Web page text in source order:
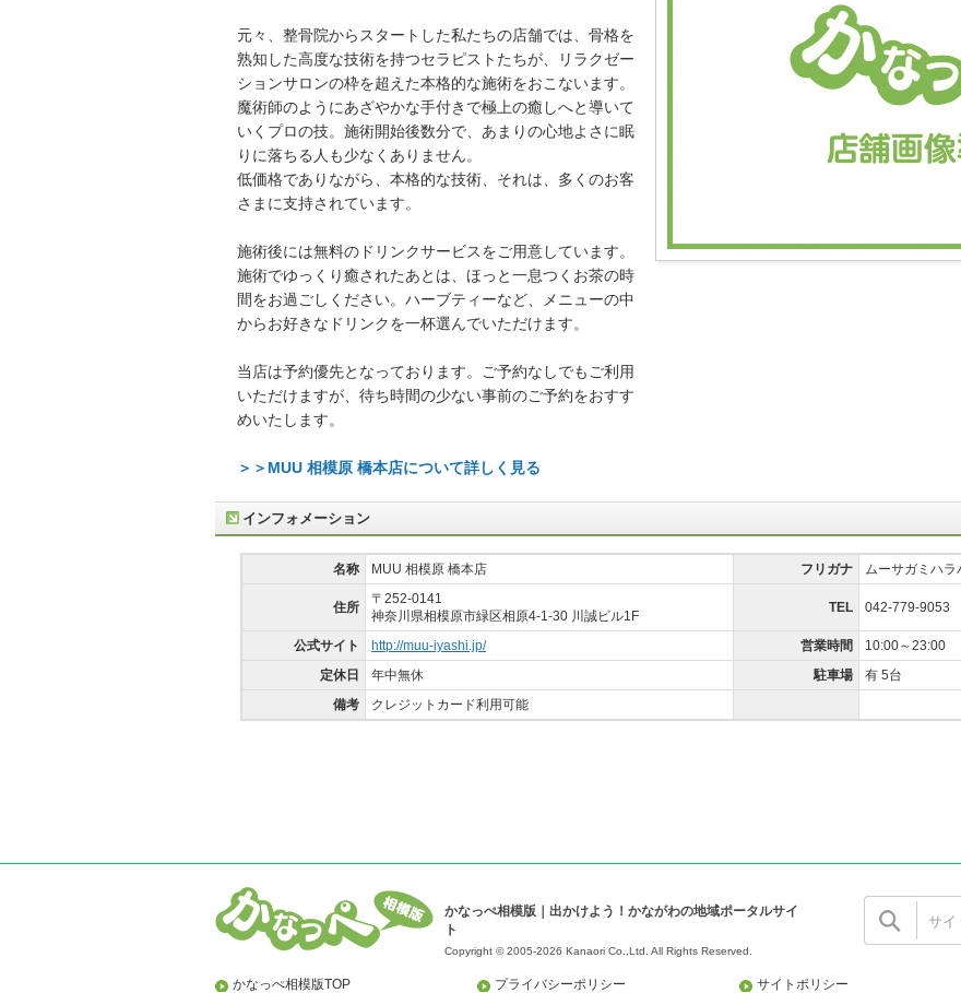
元々、整骨院からスタートした私たちの店舗では、骨格を
熟知した高度な技術を持つセラピストたちが、リラクゼー
ションサロンの枠を超えた本格的な施術をおこないます。
魔術師のようにあざやかな手付きで極上の癒しへと導いて
いくプロの技。施術開始後数分で、あまりの心地よさに眠
りに落ちる人も少なくありません。
低価格でありながら、本格的な技術、それは、多くのお客
さまに支持されています。
施術後には無料のドリンクサービスをご用意しています。
施術でゆっくり癒されたあとは、ほっと一息つくお茶の時
間をお過ごしください。ハーブティーなど、メニューの中
からお好きなドリンクを一杯選んでいただけます。
当店は予約優先となっております。ご予約なしでもご利用
いただけますが、待ち時間の少ない事前のご予約をおすす
めいたします。
＞＞MUU 相模原 橋本店について詳しく見る
インフォメーション
名称 MUU 相模原 橋本店 フリガナ ムーサガミハラ
住所
〒252-0141
神奈川県相模原市緑区相原4-1-30 川誠ビル1F
TEL 042-779-9053
公式サイト http://muu-iyashi.jp/ 営業時間
10:00～23:00
定休日
年中無休 駐車場
有 5台
備考
クレジットカード利用可能
かなっぺ相模版｜出かけよう！かながわの地域ポータルサイ
ト
Copyright © 2005-2026 Kanaori Co.,Ltd. All Rights Reserved.
かなっぺ相模版TOP プライバシーポリシー サイトポリシー